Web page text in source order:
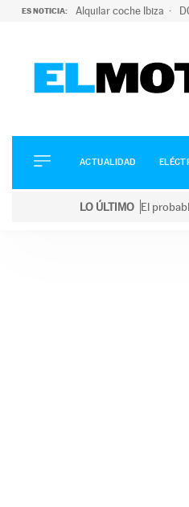
ES NOTICIA: Alquilar coche Ibiza
ELÉCTRICOS
CONDUCIR
ACTUALIDAD
LO ÚLTIMO El